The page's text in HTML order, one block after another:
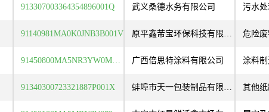
913307003364354896001Q 武义桑德水务有限公司 污水
91140981MA0K0JNB3B001V 原平鑫芾宝环保科技有限公司 危险
91450800MA5NR3YW0M001Q 广西倍思特涂料有限公司 涂料制
91340300723321887P001X 蚌埠市天一包装制品有限责任公司 其他